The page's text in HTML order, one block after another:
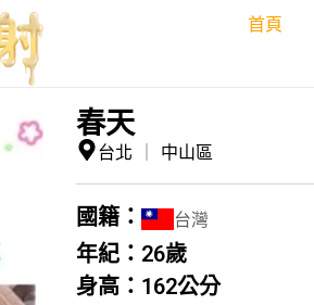
首頁
春天
台北 中山區
國籍： 台灣
年紀： 26歲
身高： 162公分